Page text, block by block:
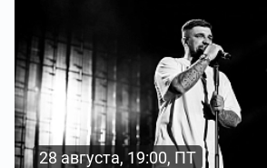
28 августа, 19:00, ПТ